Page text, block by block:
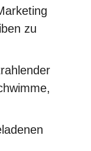
zu